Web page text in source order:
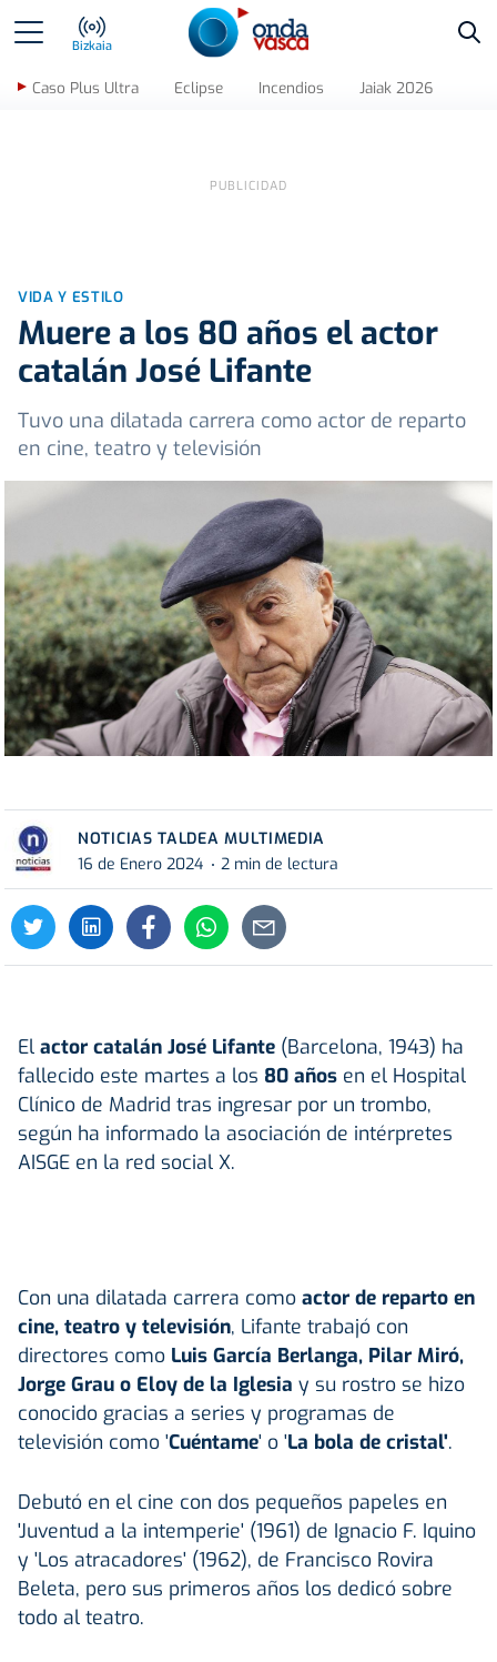
Bizkaia
Caso Plus Ultra Eclipse Incendios Jaiak 2026
VIDA Y ESTILO
Muere a los 80 años el actor
catalán José Lifante
Tuvo una dilatada carrera como actor de reparto
en cine, teatro y televisión
NOTICIAS TALDEA MULTIMEDIA
16 de Enero 2024
2 min de lectura
El actor catalán José Lifante (Barcelona, 1943) ha
fallecido este martes a los 80 años en el Hospital
Clínico de Madrid tras ingresar por un trombo,
según ha informado la asociación de intérpretes
AISGE en la red social X.
Con una dilatada carrera como actor de reparto en
cine, teatro y televisión, Lifante trabajó con
directores como Luis García Berlanga, Pilar Miró,
Jorge Grau o Eloy de la Iglesia y su rostro se hizo
conocido gracias a series y programas de
televisión como 'Cuéntame' o 'La bola de cristal'.
Debutó en el cine con dos pequeños papeles en
'Juventud a la intemperie' (1961) de Ignacio F. Iquino
y 'Los atracadores' (1962), de Francisco Rovira
Beleta, pero sus primeros años los dedicó sobre
todo al teatro.